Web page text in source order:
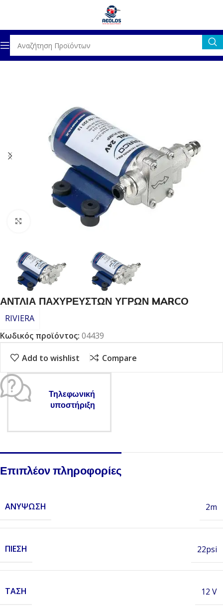
ΑΝΤΛΙΕΣ ΑΝΤΛΙΕΣ ΠΕΤΡΕΛΑΙΟΥ/ΠΑΧΥΡΕΥΣΤΩΝ
Click to enlarge
ΑΝΤΛΙΑ ΠΑΧΥΡΕΥΣΤΩΝ ΥΓΡΩΝ MARCO
RIVIERA
Κωδικός προϊόντος: 04439
Add to wishlist Compare
Τηλεφωνική
υποστήριξη
Επιπλέον πληροφορίες
ΑΝΎΨΩΣΗ 2m
ΠΊΕΣΗ 22psi
ΤΆΣΗ 12 V